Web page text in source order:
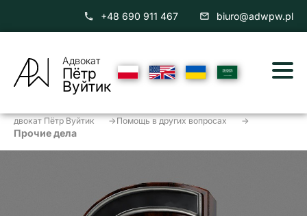
+48 690 911 467 biuro@adwpw.pl
Адвокат
Пётр
Вуйтик
двокат Пётр Вуйтик ->Помощьв других вопросах ->
Прочие дела